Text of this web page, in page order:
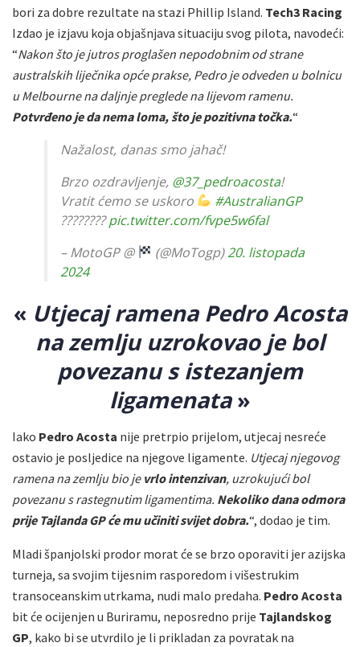
bori za dobre rezultate na stazi Phillip Island. Tech3 Racing
Izdao je izjavu koja objašnjava situaciju svog pilota, navodeći:
“Nakon što je jutros proglašen nepodobnim od strane
australskih liječnika opće prakse, Pedro je odveden u bolnicu
u Melbourne na daljnje preglede na lijevom ramenu.
Potvrđeno je da nema loma, što je pozitivna točka.“
Nažalost, danas smo jahač!
Brzo ozdravljenje, @37_pedroacosta!
Vratit ćemo se uskoro
#AustralianGP
????????pic.twitter.com/fvpe5w6fal
– MotoGP @
(@MoTogp)20. listopada
2024
« Utjecaj ramena Pedro Acosta
na zemlju uzrokovao je bol
povezanu s istezanjem
ligamenata»
Iako Pedro Acosta nije pretrpio prijelom, utjecaj nesreće
ostavio je posljedice na njegove ligamente. Utjecaj njegovog
ramena na zemlju bio je vrlo intenzivan, uzrokujući bol
povezanu s rastegnutim ligamentima. Nekoliko dana odmora
prije Tajlanda GP će mu učiniti svijet dobra.“, dodao je tim.
Mladi španjolski prodor morat će se brzo oporaviti jer azijska
turneja, sa svojim tijesnim rasporedom i višestrukim
transoceanskim utrkama, nudi malo predaha. Pedro Acosta
bit će ocijenjen u Buriramu, neposredno prije Tajlandskog
GP, kako bi se utvrdilo je li prikladan za povratak na